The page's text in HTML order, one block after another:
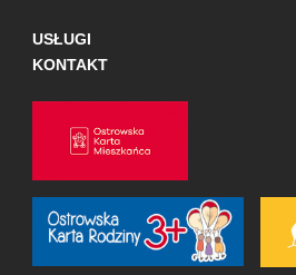
USŁUGI
KONTAKT